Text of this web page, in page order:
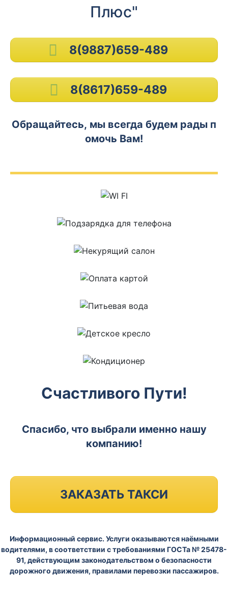
Плюс"
8(9887)659-489
8(8617)659-489
Обращайтесь, мы всегда будем рады п
омочь Вам!
Счастливого Пути!
Спасибо, что выбрали именно нашу
компанию!
ЗАКАЗАТЬ ТАКСИ
Информационный сервис. Услуги оказываются наёмными
водителями, в соответствии с требованиями ГОСТа № 25478-
91, действующим законодательством о безопасности
дорожного движения, правилами перевозки пассажиров.